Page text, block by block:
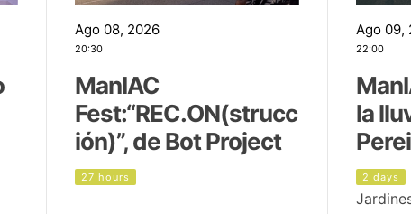
Ago 08, 2026
20:30
ManIAC
Fest:“REC.ON(strucc
ión)”, de Bot Project
27 hours
Ago 09,
22:00
la
2 days